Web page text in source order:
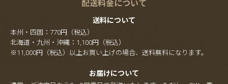
配送料金について
送料について
本州・四国：770円（税込）
北海道・九州・沖縄：1,100円（税込）
※11,000円（税込）以上お買い上げの場合、送料無料になります。
お届けについて